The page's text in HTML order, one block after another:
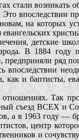
стали
впоследствии
на которых
детские
В 1884
ряд
и баптисты,
Так
съезд ВСЕХ и
а в 1963 году —
центр
и